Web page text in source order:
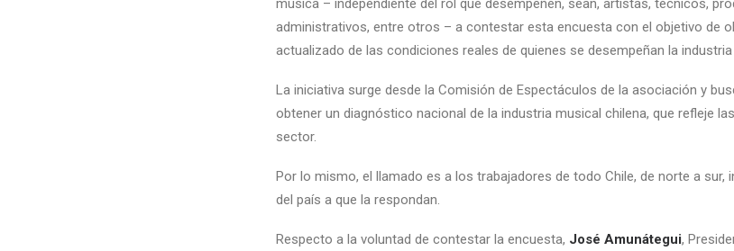
música – independiente del rol que desempeñen, sean, artistas, técnicos,
administrativos, entre otros – a contestar esta encuesta con el objetivo de
actualizado de las condiciones reales de quienes se desempeñan la
La iniciativa surge desde la Comisión de Espectáculos de la asociación y
obtener un diagnóstico nacional de la industria musical chilena, que refleje
sector.
Por lo mismo, el llamado es a los trabajadores de todo Chile, de norte a sur,
del país a que la respondan.
Respecto a la voluntad de contestar la encuesta, José Amunátegui,